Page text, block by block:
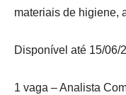
materiais de higiene,
Disponível até 15/06/
1 vaga – Analista